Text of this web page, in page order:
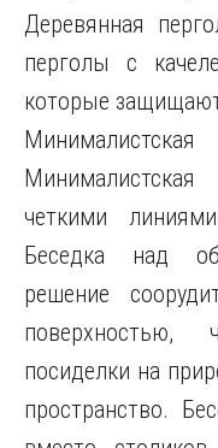
Деревянная
перголы с
которые
четкими
Беседка над
решение
поверхностью,
посиделки на
пространство.